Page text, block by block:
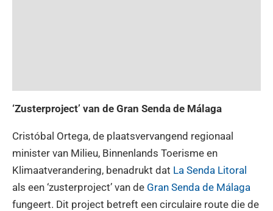
‘Zusterproject’ van de Gran Senda de Málaga
Cristóbal Ortega, de plaatsvervangend regionaal
minister van Milieu, Binnenlands Toerisme en
Klimaatverandering, benadrukt dat La Senda Litoral
als een ‘zusterproject’ van de Gran Senda de Málaga
fungeert. Dit project betreft een circulaire route die de